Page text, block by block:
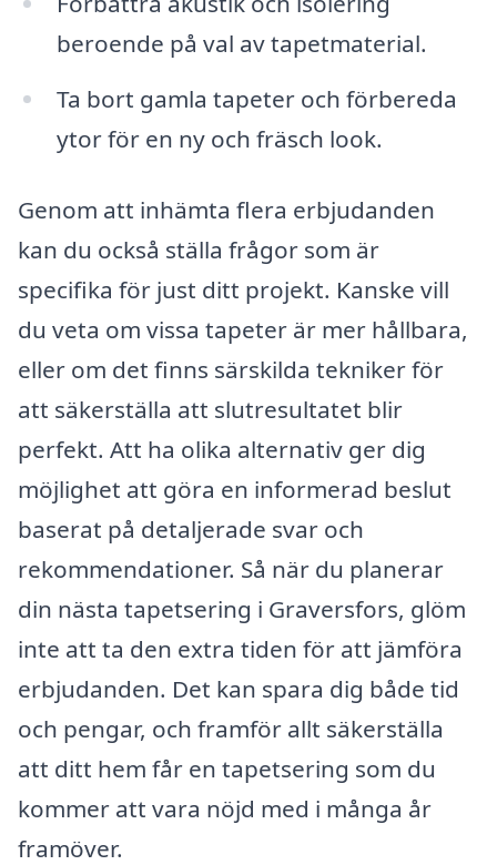
beroende på val av tapetmaterial.
Ta bort gamla tapeter och förbereda
ytor för en ny och fräsch look.
Genom att inhämta flera erbjudanden
kan du också ställa frågor som är
specifika för just ditt projekt. Kanske vill
du veta om vissa tapeter är mer hållbara,
eller om det finns särskilda tekniker för
att säkerställa att slutresultatet blir
perfekt. Att ha olika alternativ ger dig
möjlighet att göra en informerad beslut
baserat på detaljerade svar och
rekommendationer. Så när du planerar
din nästa tapetsering i Graversfors, glöm
inte att ta den extra tiden för att jämföra
erbjudanden. Det kan spara dig både tid
och pengar, och framför allt säkerställa
att ditt hem får en tapetsering som du
kommer att vara nöjd med i många år
framöver.